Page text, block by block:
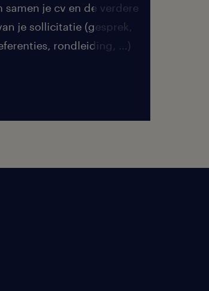
samen je cv en de verdere
je sollicitatie (gesprek,
rondleiding, ...)